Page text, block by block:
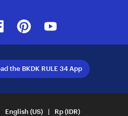
FacebookPinterest
the BKDK RULE 34 App
(US) | Rp (IDR)